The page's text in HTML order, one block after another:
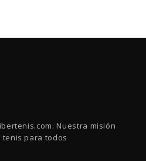
Nuestra misión
para todos